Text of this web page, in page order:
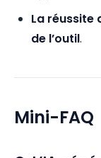
La réussite
de l’outil.
Mini-FAQ